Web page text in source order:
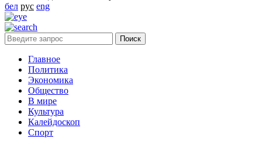
бел рус eng
Главное
Политика
Экономика
Общество
В мире
Культура
Калейдоскоп
Спорт